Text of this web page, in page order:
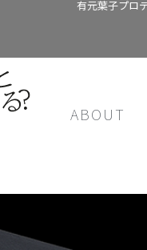
有元葉子プロ
ABOUT